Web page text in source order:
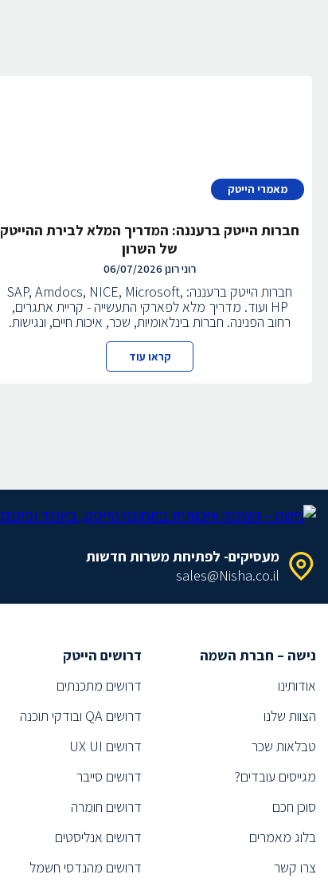
מאמרי הייטק
חברות הייטק ברעננה: המדריך המלא לבירת ההייטק
של השרון
רוני רונן 06/07/2026
חברות הייטק ברעננה: SAP, Amdocs, NICE, Microsoft,
HP ועוד. מדריך מלא לפארקי התעשייה - קריית אתגרים,
רחוב הפנינה. חברות בינלאומיות, שכר, איכות חיים, ונגישות.
קראו עוד
מעסיקים- לפתיחת משרות חדשות
sales@Nisha.co.il
נישה – חברת השמה
אודותינו
הצוות שלנו
טבלאות שכר
מגייסים עובדים?
סוכן חכם
בלוג מאמרים
צרו קשר
דרושים הייטק
דרושים מתכנתים
דרושים QA ובודקי תוכנה
דרושים UX UI
דרושים סייבר
דרושים חומרה
דרושים אנליסטים
דרושים מהנדסי חשמל